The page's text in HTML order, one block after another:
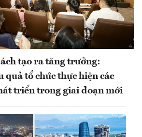
tạo ra tăng trưởng:
quả tổ chức thực hiện các
triển trong giai đoạn mới